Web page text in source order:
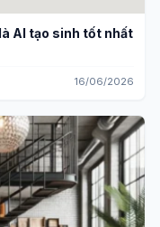
AI tạo sinh tốt nhất
16/06/2026